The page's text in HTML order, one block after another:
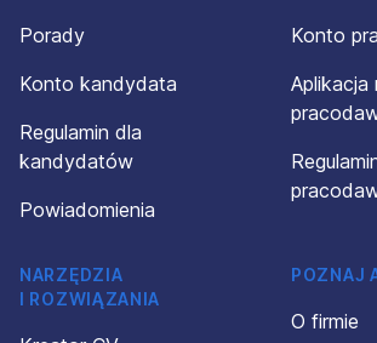
Porady
Konto kandydata
Regulamin dla
kandydatów
Powiadomienia
Konto
Aplikacja
NARZĘDZIA
I ROZWIĄZANIA
POZNAJ
O firmie